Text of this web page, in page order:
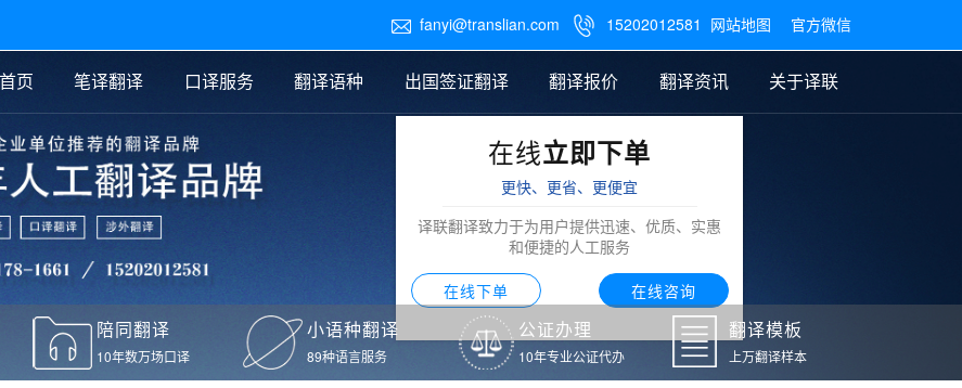
 fanyi@translian.com  15202012581 网站地图 官方微信
页 笔译翻译
翻译 法律翻译 说明书翻译 图纸翻译
口译服务
替传译 同声传译
翻译语种
老挝语翻译 泰语翻译
葡萄牙语翻译
出国签证翻译
料翻译
翻译
译
接种证明翻译
翻译报价
笔译翻译报价
证件翻译报价
翻译资讯
公证样本
签证翻译
口译新闻
关于译联
在线立即下单
更快、更省、更便宜
译联翻译致力于为用户提供迅速、优质、实惠
和便捷的人工服务
在线下单 在线咨询
陪同翻译
10年数万场口译
小语种翻译
89种语言服务
公证办理
10年专业公证代办
翻译模板
上万翻译样本